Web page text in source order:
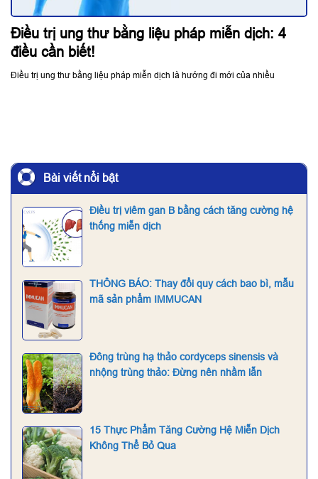
Điều trị ung thư bằng liệu pháp miễn dịch: 4
điều cần biết!
Điều trị ung thư bằng liệu pháp miễn dịch là hướng đi mới của nhiều
Bài viết nổi bật
Điều trị viêm gan B bằng cách tăng cường hệ
thống miễn dịch
THÔNG BÁO: Thay đổi quy cách bao bì, mẫu
mã sản phẩm IMMUCAN
Đông trùng hạ thảo cordyceps sinensis và
nhộng trùng thảo: Đừng nên nhầm lẫn
15 Thực Phẩm Tăng Cường Hệ Miễn Dịch
Không Thể Bỏ Qua